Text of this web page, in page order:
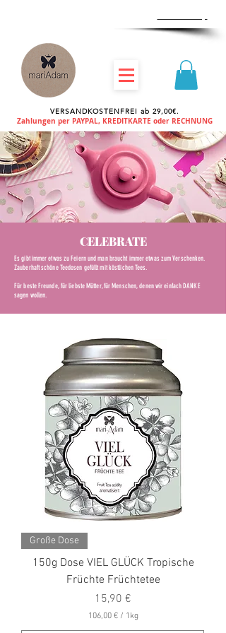
VERSANDKOSTENFREI ab 29,00€.
Zahlungen per PAYPAL, KREDITKARTE oder RECHNUNG
CELEBRATE
Es gibt immer etwas zu Feiern und man braucht immer etwas zum Verschenken.
Zauberhaft schöne Teedosen gefüllt mit köstlichen Tees.
Für beste Freunde, für liebste Mütter, für Menschen, denen wir einfach DANKE
sagen wollen.
Große Dose
150g Dose VIEL GLÜCK Tropische
Früchte Früchtetee
Preis
15,90 €
106,00 € / 1kg